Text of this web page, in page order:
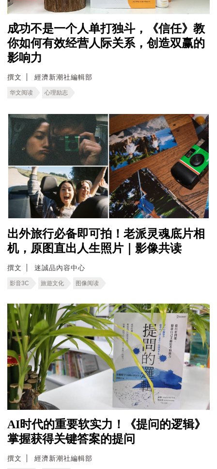
成功不是一个人单打独斗，《信任》教
你如何有效经营人际关系，创造双赢的
影响力
撰文 經濟新潮社編輯部
华文阅读 心理励志
出外旅行必备即可拍！老派灵魂底片相
机，原图直出人生照片｜影像共读
撰文 迷誠品內容中心
影音3C 旅遊文化 图像阅读
AI时代的重要软实力！《提问的逻辑》
掌握获得关键答案的提问
撰文 經濟新潮社編輯部